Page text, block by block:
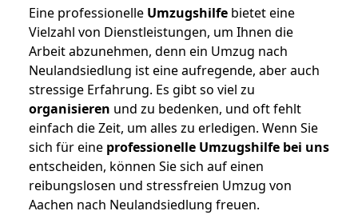
Eine professionelle Umzugshilfe bietet eine
Vielzahl von Dienstleistungen, um Ihnen die
Arbeit abzunehmen, denn ein Umzug nach
Neulandsiedlung ist eine aufregende, aber auch
stressige Erfahrung. Es gibt so viel zu
organisieren und zu bedenken, und oft fehlt
einfach die Zeit, um alles zu erledigen. Wenn Sie
sich für eine professionelle Umzugshilfe bei uns
entscheiden, können Sie sich auf einen
reibungslosen und stressfreien Umzug von
Aachen nach Neulandsiedlung freuen.